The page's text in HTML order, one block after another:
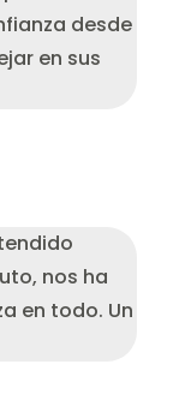
desde
en sus
nos ha
en todo. Un